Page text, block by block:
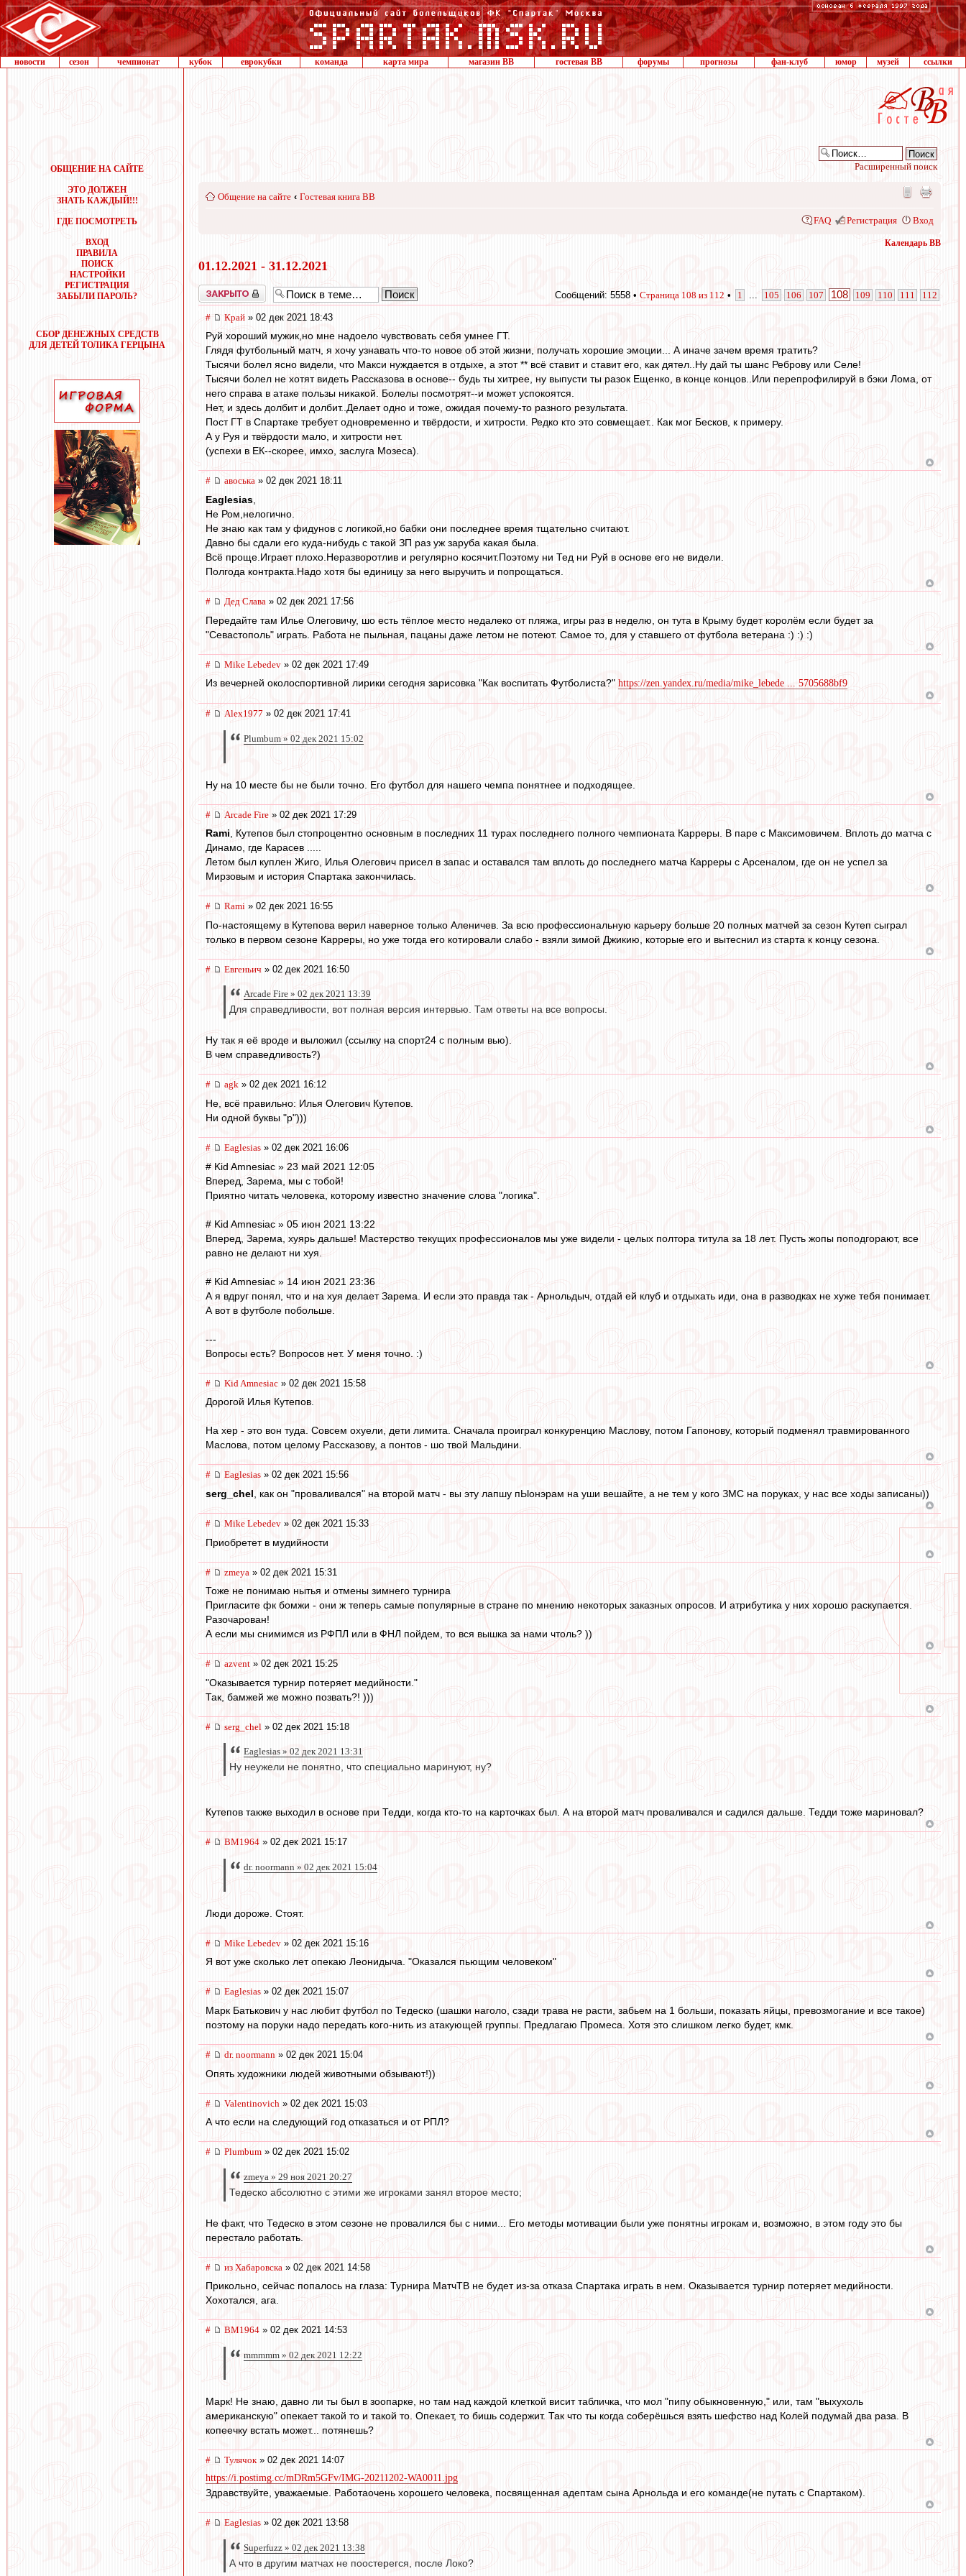
новости сезон чемпионат кубок еврокубки команда карта мира магазин ВВ гостевая ВВ форумы прогнозы фан-клуб юмор музей ссылки
ОБЩЕНИЕ НА САЙТЕ
ЭТО ДОЛЖЕН
ЗНАТЬ КАЖДЫЙ!!!
ГДЕ ПОСМОТРЕТЬ
ВХОД
ПРАВИЛА
ПОИСК
НАСТРОЙКИ
РЕГИСТРАЦИЯ
ЗАБЫЛИ ПАРОЛЬ?
СБОР ДЕНЕЖНЫХ СРЕДСТВ
ДЛЯ ДЕТЕЙ ТОЛИКА ГЕРЦЫНА
Расширенный поиск
Общение на сайте ‹ Гостевая книга ВВ
FAQ Регистрация Вход
Календарь ВВ
01.12.2021 - 31.12.2021
Закрыто Сообщений: 5558 • Страница 108 из 112 • 1 105 106 107 108 109 110 111 112
# Край » 02 дек 2021 18:43
Руй хороший мужик,но мне надоело чувствовать себя умнее ГТ.
Глядя футбольный матч, я хочу узнавать что-то новое об этой жизни, получать хорошие эмоции... А иначе зачем время тратить?
Тысячи болел ясно видели, что Макси нуждается в отдыхе, а этот ** всё ставит и ставит его, как дятел..Ну дай ты шанс Реброву или Селе!
Тысячи болел не хотят видеть Рассказова в основе-- будь ты хитрее, ну выпусти ты разок Ещенко, в конце концов..Или перепрофилируй в бэки Лома, от
него справа в атаке пользы никакой. Болелы посмотрят--и может успокоятся.
Нет, и здесь долбит и долбит..Делает одно и тоже, ожидая почему-то разного результата.
Пост ГТ в Спартаке требует одновременно и твёрдости, и хитрости. Редко кто это совмещает.. Как мог Бесков, к примеру.
А у Руя и твёрдости мало, и хитрости нет.
(успехи в ЕК--скорее, имхо, заслуга Мозеса).
# авоська » 02 дек 2021 18:11
Eaglesias
Не Ром,нелогично.
Не знаю как там у фидунов с логикой,но бабки они последнее время тщательно считают.
Давно бы сдали его куда-нибудь с такой ЗП раз уж заруба какая была.
Всё проще.Играет плохо.Неразворотлив и регулярно косячит.Поэтому ни Тед ни Руй в основе его не видели.
Полгода контракта.Надо хотя бы единицу за него выручить и попрощаться.
# Дед Слава » 02 дек 2021 17:56
Передайте там Илье Олеговичу, шо есть тёплое место недалеко от пляжа, игры раз в неделю, он тута в Крыму будет королём если будет за
"Севастополь" играть. Работа не пыльная, пацаны даже летом не потеют. Самое то, для у ставшего от футбола ветерана :) :) :)
# Mike Lebedev » 02 дек 2021 17:49
Из вечерней околоспортивной лирики сегодня зарисовка "Как воспитать Футболиста?" https://zen.yandex.ru/media/mike_lebede ... 5705688bf9
# Alex1977 » 02 дек 2021 17:41
Plumbum » 02 дек 2021 15:02
Ну на 10 месте бы не были точно. Его футбол для нашего чемпа понятнее и подходящее.
# Arcade Fire » 02 дек 2021 17:29
Rami, Кутепов был стопроцентно основным в последних 11 турах последнего полного чемпионата Карреры. В паре с Максимовичем. Вплоть до матча с
Динамо, где Карасев .....
Летом был куплен Жиго, Илья Олегович присел в запас и оставался там вплоть до последнего матча Карреры с Арсеналом, где он не успел за
Мирзовым и история Спартака закончилась.
# Rami » 02 дек 2021 16:55
По-настоящему в Кутепова верил наверное только Аленичев. За всю профессиональную карьеру больше 20 полных матчей за сезон Кутеп сыграл
только в первом сезоне Карреры, но уже тогда его котировали слабо - взяли зимой Джикию, которые его и вытеснил из старта к концу сезона.
# Евгеньич » 02 дек 2021 16:50
Arcade Fire » 02 дек 2021 13:39
Для справедливости, вот полная версия интервью. Там ответы на все вопросы.
Ну так я её вроде и выложил (ссылку на спорт24 с полным вью).
В чем справедливость?)
# agk » 02 дек 2021 16:12
Не, всё правильно: Илья Олегович Кутепов.
Ни одной буквы "р")))
# Eaglesias » 02 дек 2021 16:06
# Kid Amnesiac » 23 май 2021 12:05
Вперед, Зарема, мы с тобой!
Приятно читать человека, которому известно значение слова "логика".
# Kid Amnesiac » 05 июн 2021 13:22
Вперед, Зарема, хуярь дальше! Мастерство текущих профессионалов мы уже видели - целых полтора титула за 18 лет. Пусть жопы поподгорают, все
равно не делают ни хуя.
# Kid Amnesiac » 14 июн 2021 23:36
А я вдруг понял, что и на хуя делает Зарема. И если это правда так - Арнольдыч, отдай ей клуб и отдыхать иди, она в разводках не хуже тебя понимает.
А вот в футболе побольше.
---
Вопросы есть? Вопросов нет. У меня точно. :)
# Kid Amnesiac » 02 дек 2021 15:58
Дорогой Илья Кутепов.
На хер - это вон туда. Совсем охуели, дети лимита. Сначала проиграл конкуренцию Маслову, потом Гапонову, который подменял травмированного
Маслова, потом целому Рассказову, а понтов - шо твой Мальдини.
# Eaglesias » 02 дек 2021 15:56
serg_chel , как он "проваливался" на второй матч - вы эту лапшу пЫонэрам на уши вешайте, а не тем у кого ЗМС на поруках, у нас все ходы записаны))
# Mike Lebedev » 02 дек 2021 15:33
Приобретет в мудийности
# zmeya » 02 дек 2021 15:31
Тоже не понимаю нытья и отмены зимнего турнира
Пригласите фк бомжи - они ж теперь самые популярные в стране по мнению некоторых заказных опросов. И атрибутика у них хорошо раскупается.
Разочарован!
А если мы снимимся из РФПЛ или в ФНЛ пойдем, то вся вышка за нами чтоль? ))
# azvent » 02 дек 2021 15:25
"Оказывается турнир потеряет медийности."
Так, бамжей же можно позвать?! )))
# serg_chel » 02 дек 2021 15:18
Eaglesias » 02 дек 2021 13:31
Ну неужели не понятно, что специально маринуют, ну?
Кутепов также выходил в основе при Тедди, когда кто-то на карточках был. А на второй матч проваливался и садился дальше. Тедди тоже мариновал?
# BM1964 » 02 дек 2021 15:17
dr. noormann » 02 дек 2021 15:04
Люди дороже. Стоят.
# Mike Lebedev » 02 дек 2021 15:16
Я вот уже сколько лет опекаю Леонидыча. "Оказался пьющим человеком"
# Eaglesias » 02 дек 2021 15:07
Марк Батькович у нас любит футбол по Тедеско (шашки наголо, сзади трава не расти, забьем на 1 больши, показать яйцы, превозмогание и все такое)
поэтому на поруки надо передать кого-нить из атакующей группы. Предлагаю Промеса. Хотя это слишком легко будет, кмк.
# dr. noormann » 02 дек 2021 15:04
Опять художники людей животными обзывают!))
# Valentinovich » 02 дек 2021 15:03
А что если на следующий год отказаться и от РПЛ?
# Plumbum » 02 дек 2021 15:02
zmeya » 29 ноя 2021 20:27
Тедеско абсолютно с этими же игроками занял второе место;
Не факт, что Тедеско в этом сезоне не провалился бы с ними... Его методы мотивации были уже понятны игрокам и, возможно, в этом году это бы
перестало работать.
# из Хабаровска » 02 дек 2021 14:58
Прикольно, сейчас попалось на глаза: Турнира МатчТВ не будет из-за отказа Спартака играть в нем. Оказывается турнир потеряет медийности.
Хохотался, ага.
# BM1964 » 02 дек 2021 14:53
mmmmm » 02 дек 2021 12:22
Марк! Не знаю, давно ли ты был в зоопарке, но там над каждой клеткой висит табличка, что мол "пипу обыкновенную," или, там "выхухоль
американскую" опекает такой то и такой то. Опекает, то бишь содержит. Так что ты когда соберёшься взять шефство над Колей подумай два раза. В
копеечку встать может... потянешь?
# Тулячок » 02 дек 2021 14:07
https://i.postimg.cc/mDRm5GFv/IMG-20211202-WA0011.jpg
Здравствуйте, уважаемые. Работаочень хорошего человека, посвященная адептам сына Арнольда и его команде(не путать с Спартаком).
# Eaglesias » 02 дек 2021 13:58
Superfuzz » 02 дек 2021 13:38
А что в другим матчах не поостерегся, после Локо?